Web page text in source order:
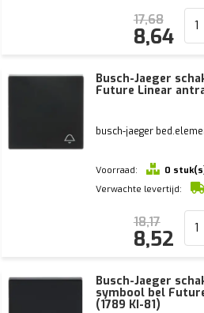
17,68
8,64
Busch-Jaeger
Future Linear
busch-jaeger
Voorraad:
0
Verwachte levertijd:
18,17
8,52
Busch-Jaeger
symbool bel
(1789 KI-81)